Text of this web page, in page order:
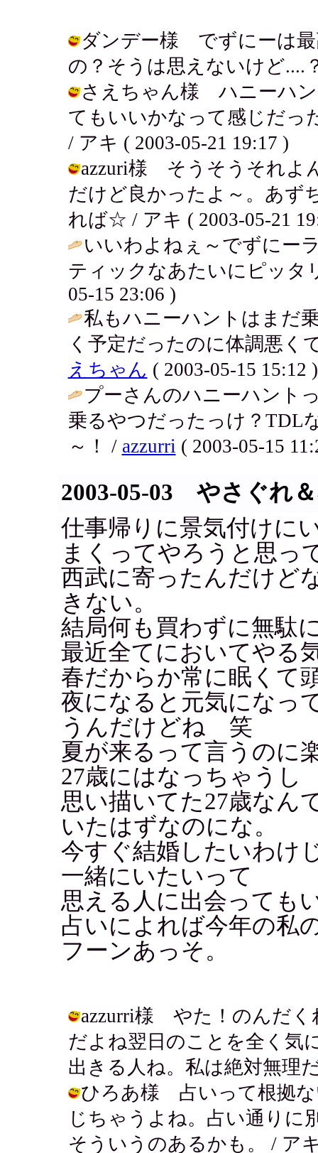
ダンデー様 でずにーは最
の？そうは思えないけど....
さえちゃん様 ハニーハン
てもいいかなって感じだっ
/ アキ ( 2003-05-21 19:17 )
azzuri様 そうそうそれよ
だけど良かったよ～。あず
れば☆ / アキ ( 2003-05-21
いいわよねぇ～でずにー
ティックなあたいにピッ
05-15 23:06 )
私もハニーハントはまだ
く予定だったのに体調悪く
えちゃん ( 2003-05-15 15:12 )
プーさんのハニーハント
乗るやつだったっけ？TDL
～！ / azzurri ( 2003-05-15
2003-05-03 やさぐれ
仕事帰りに景気付けに
まくってやろうと思っ
西武に寄ったんだけど
きない。
結局何も買わずに無駄
最近全てにおいてやる
春だからか常に眠くて
夜になると元気になっ
うんだけどね 笑
夏が来るって言うのに
27歳にはなっちゃうし
思い描いてた27歳なん
いたはずなのにな。
今すぐ結婚したいわけ
一緒にいたいって
思える人に出会っても
占いによれば今年の私
フーンあっそ。
azzurri様 やた！のんだく
だよね翌日のことを全く気
出きる人ね。私は絶対無理
ひろあ様 占いって根拠な
じちゃうよね。占い通りに
そういうのあるかも。 / ア